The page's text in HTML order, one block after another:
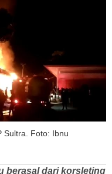
Sultra. Foto: Ibnu
berasal dari korsleting